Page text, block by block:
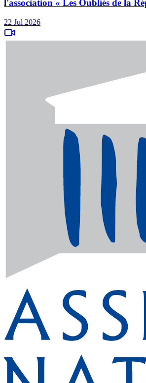
l'association « Les Oubliés de la
22 Jul 2026